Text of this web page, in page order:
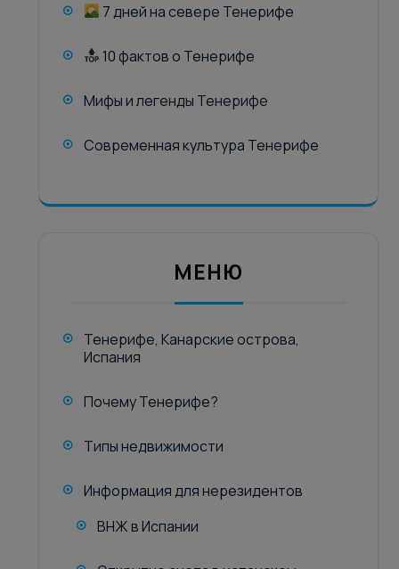
7 дней на севере Тенерифе
10 фактов о Тенерифе
Мифы и легенды Тенерифе
Современная культура Тенерифе
МЕНЮ
Тенерифе, Канарские острова,
Испания
Почему Тенерифе?
Типы недвижимости
Информация для нерезидентов
ВНЖ в Испании